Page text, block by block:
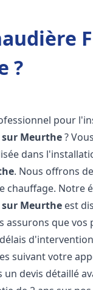
?
pour
sur Meurthe?
dans
. Nous offrons
chauffage. Notre
sur Meurthe est
assurons que
suivant votre
devis détaillé